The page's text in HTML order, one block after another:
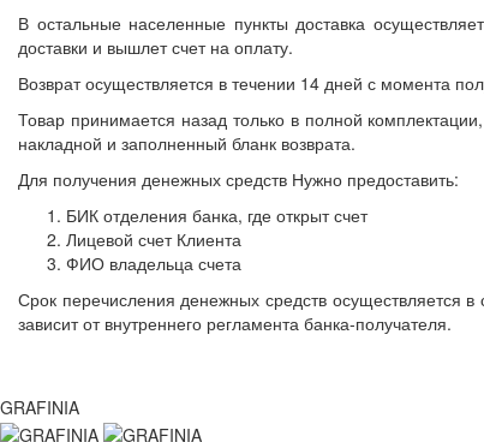
В остальные населенные пункты доставка
доставки и вышлет счет на оплату.
Возврат осуществляется в течении 14 дней с момента
Товар принимается назад только в полной
накладной и заполненный бланк возврата.
Для получения денежных средств Нужно предоставить:
БИК отделения банка, где открыт счет
Лицевой счет Клиента
ФИО владельца счета
Срок перечисления денежных средств осуществляется
зависит от внутреннего регламента банка-получателя.
GRAFINIA